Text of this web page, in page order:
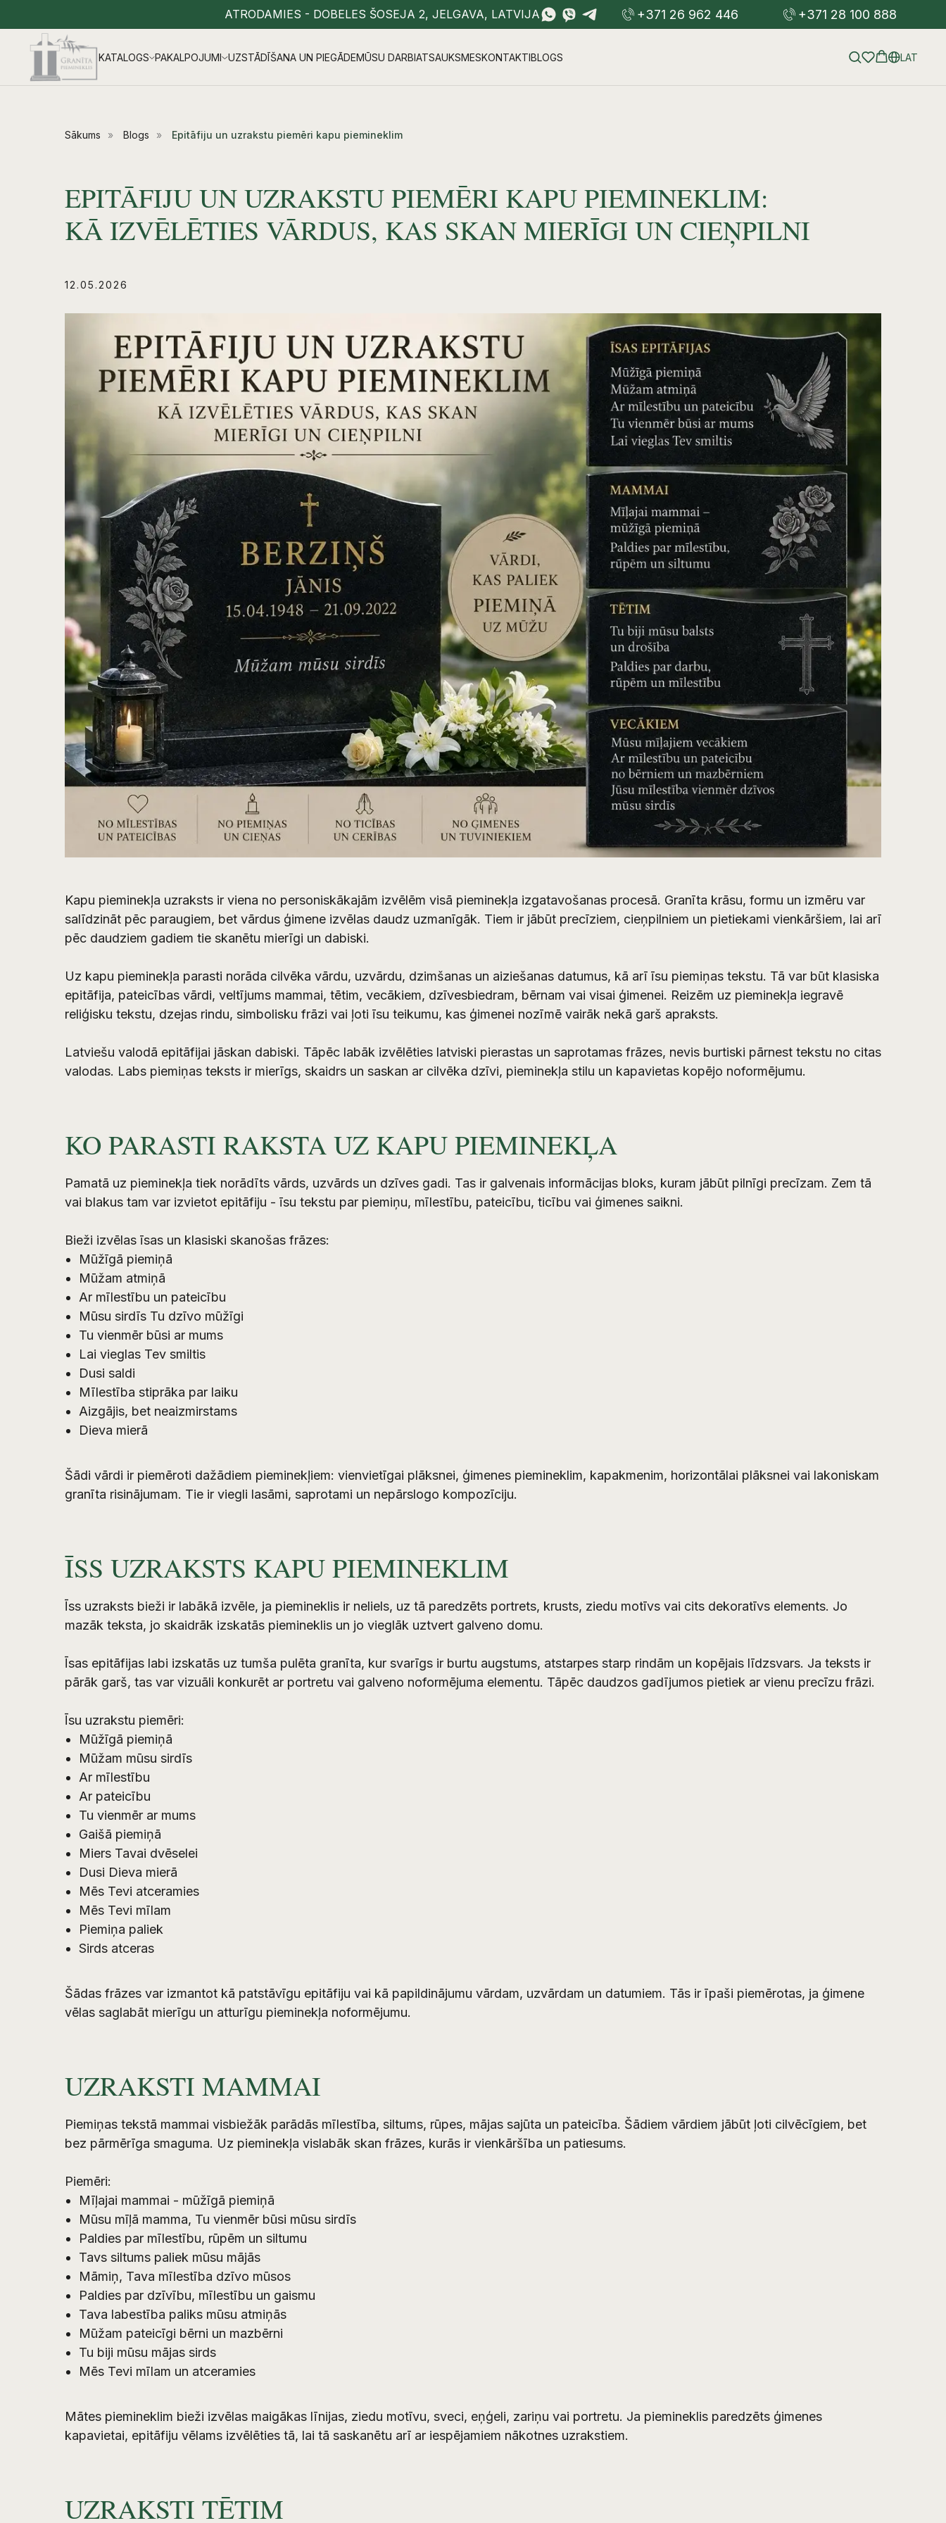
ATRODAMIES - DOBELES ŠOSEJA 2, JELGAVA, LATVIJA +371 26 962 446 +371 28 100 888
KATALOGS PAKALPOJUMI UZSTĀDĪŠANA UN PIEGĀDEMŪSU DARBIATSAUKSMESKONTAKTIBLOGS LAT
Sākums » Blogs » Epitāfiju un uzrakstu piemēri kapu piemineklim
EPITĀFIJU UN UZRAKSTU PIEMĒRI KAPU PIEMINEKLIM:
KĀ IZVĒLĒTIES VĀRDUS, KAS SKAN MIERĪGI UN CIEŅPILNI
12.05.2026
Kapu pieminekļa uzraksts ir viena no personiskākajām izvēlēm visā pieminekļa izgatavošanas procesā. Granīta krāsu, formu un izmēru var
salīdzināt pēc paraugiem, bet vārdus ģimene izvēlas daudz uzmanīgāk. Tiem ir jābūt precīziem, cieņpilniem un pietiekami vienkāršiem, lai arī
pēc daudziem gadiem tie skanētu mierīgi un dabiski.
Uz kapu pieminekļa parasti norāda cilvēka vārdu, uzvārdu, dzimšanas un aiziešanas datumus, kā arī īsu piemiņas tekstu. Tā var būt klasiska
epitāfija, pateicības vārdi, veltījums mammai, tētim, vecākiem, dzīvesbiedram, bērnam vai visai ģimenei. Reizēm uz pieminekļa iegravē
reliģisku tekstu, dzejas rindu, simbolisku frāzi vai ļoti īsu teikumu, kas ģimenei nozīmē vairāk nekā garš apraksts.
Latviešu valodā epitāfijai jāskan dabiski. Tāpēc labāk izvēlēties latviski pierastas un saprotamas frāzes, nevis burtiski pārnest tekstu no citas
valodas. Labs piemiņas teksts ir mierīgs, skaidrs un saskan ar cilvēka dzīvi, pieminekļa stilu un kapavietas kopējo noformējumu.
KO PARASTI RAKSTA UZ KAPU PIEMINEKĻA
Pamatā uz pieminekļa tiek norādīts vārds, uzvārds un dzīves gadi. Tas ir galvenais informācijas bloks, kuram jābūt pilnīgi precīzam. Zem tā
vai blakus tam var izvietot epitāfiju - īsu tekstu par piemiņu, mīlestību, pateicību, ticību vai ģimenes saikni.
Bieži izvēlas īsas un klasiski skanošas frāzes:
Mūžīgā piemiņā
Mūžam atmiņā
Ar mīlestību un pateicību
Mūsu sirdīs Tu dzīvo mūžīgi
Tu vienmēr būsi ar mums
Lai vieglas Tev smiltis
Dusi saldi
Mīlestība stiprāka par laiku
Aizgājis, bet neaizmirstams
Dieva mierā
Šādi vārdi ir piemēroti dažādiem pieminekļiem: vienvietīgai plāksnei, ģimenes piemineklim, kapakmenim, horizontālai plāksnei vai lakoniskam
granīta risinājumam. Tie ir viegli lasāmi, saprotami un nepārslogo kompozīciju.
ĪSS UZRAKSTS KAPU PIEMINEKLIM
Īss uzraksts bieži ir labākā izvēle, ja piemineklis ir neliels, uz tā paredzēts portrets, krusts, ziedu motīvs vai cits dekoratīvs elements. Jo
mazāk teksta, jo skaidrāk izskatās piemineklis un jo vieglāk uztvert galveno domu.
Īsas epitāfijas labi izskatās uz tumša pulēta granīta, kur svarīgs ir burtu augstums, atstarpes starp rindām un kopējais līdzsvars. Ja teksts ir
pārāk garš, tas var vizuāli konkurēt ar portretu vai galveno noformējuma elementu. Tāpēc daudzos gadījumos pietiek ar vienu precīzu frāzi.
Īsu uzrakstu piemēri:
Mūžīgā piemiņā
Mūžam mūsu sirdīs
Ar mīlestību
Ar pateicību
Tu vienmēr ar mums
Gaišā piemiņā
Miers Tavai dvēselei
Dusi Dieva mierā
Mēs Tevi atceramies
Mēs Tevi mīlam
Piemiņa paliek
Sirds atceras
Šādas frāzes var izmantot kā patstāvīgu epitāfiju vai kā papildinājumu vārdam, uzvārdam un datumiem. Tās ir īpaši piemērotas, ja ģimene
vēlas saglabāt mierīgu un atturīgu pieminekļa noformējumu.
UZRAKSTI MAMMAI
Piemiņas tekstā mammai visbiežāk parādās mīlestība, siltums, rūpes, mājas sajūta un pateicība. Šādiem vārdiem jābūt ļoti cilvēcīgiem, bet
bez pārmērīga smaguma. Uz pieminekļa vislabāk skan frāzes, kurās ir vienkāršība un patiesums.
Piemēri:
Mīļajai mammai - mūžīgā piemiņā
Mūsu mīļā mamma, Tu vienmēr būsi mūsu sirdīs
Paldies par mīlestību, rūpēm un siltumu
Tavs siltums paliek mūsu mājās
Māmiņ, Tava mīlestība dzīvo mūsos
Paldies par dzīvību, mīlestību un gaismu
Tava labestība paliks mūsu atmiņās
Mūžam pateicīgi bērni un mazbērni
Tu biji mūsu mājas sirds
Mēs Tevi mīlam un atceramies
Mātes piemineklim bieži izvēlas maigākas līnijas, ziedu motīvu, sveci, eņģeli, zariņu vai portretu. Ja piemineklis paredzēts ģimenes
kapavietai, epitāfiju vēlams izvēlēties tā, lai tā saskanētu arī ar iespējamiem nākotnes uzrakstiem.
UZRAKSTI TĒTIM